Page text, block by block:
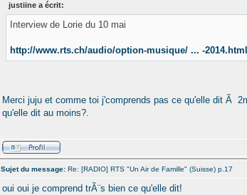
justiine a écrit:
Interview de Lorie du 10 mai
http://www.rts.ch/audio/option-musique/ ... -2014.html
Merci juju et comme toi j'comprends pas ce qu'elle dit Ã
qu'elle dit au moins?.
Sujet du message: Re: [RADIO] RTS "Un Air de Famille" (Suisse) p.17
oui oui je comprend trÃ¨s bien ce qu'elle dit!